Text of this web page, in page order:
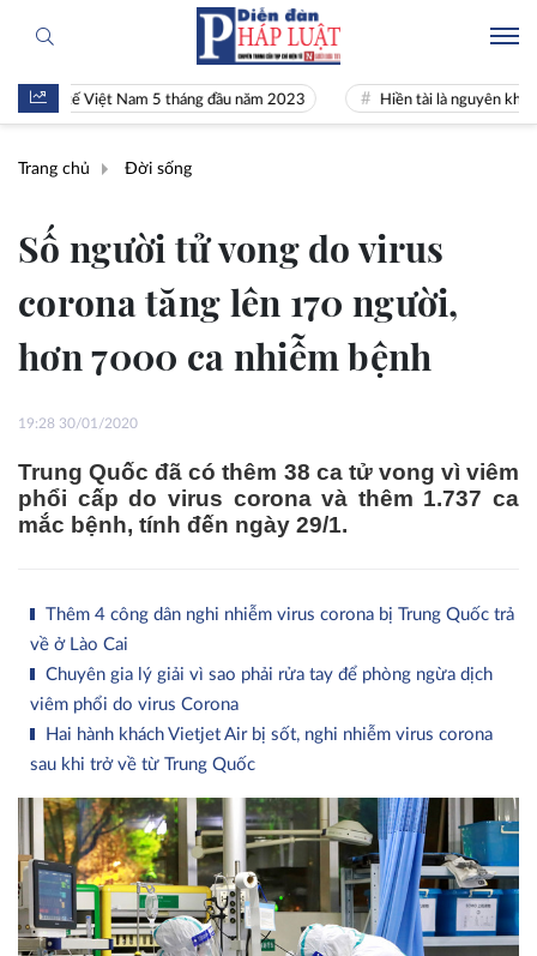
tế Việt Nam 5 tháng đầu năm 2023 Hiền tài là nguyên khí Quốc
Trang chủ Đời sống
Số người tử vong do virus
corona tăng lên 170 người,
hơn 7000 ca nhiễm bệnh
19:28 30/01/2020
Trung Quốc đã có thêm 38 ca tử vong vì viêm
phổi cấp do virus corona và thêm 1.737 ca
mắc bệnh, tính đến ngày 29/1.
Thêm 4 công dân nghi nhiễm virus corona bị Trung Quốc trả
về ở Lào Cai
Chuyên gia lý giải vì sao phải rửa tay để phòng ngừa dịch
viêm phổi do virus Corona
Hai hành khách Vietjet Air bị sốt, nghi nhiễm virus corona
sau khi trở về từ Trung Quốc